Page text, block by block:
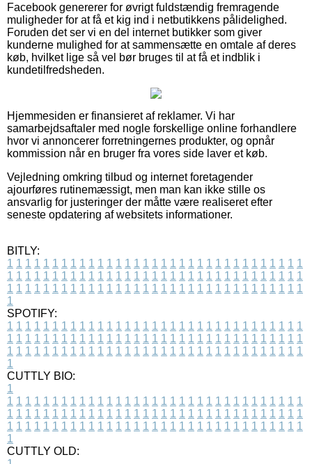
Facebook genererer for øvrigt fuldstændig fremragende
muligheder for at få et kig ind i netbutikkens pålidelighed.
Foruden det ser vi en del internet butikker som giver
kunderne mulighed for at sammensætte en omtale af deres
køb, hvilket lige så vel bør bruges til at få et indblik i
kundetilfredsheden.
Hjemmesiden er finansieret af reklamer. Vi har
samarbejdsaftaler med nogle forskellige online forhandlere
hvor vi annoncerer forretningernes produkter, og opnår
kommission når en bruger fra vores side laver et køb.
Vejledning omkring tilbud og internet foretagender
ajourføres rutinemæssigt, men man kan ikke stille os
ansvarlig for justeringer der måtte være realiseret efter
seneste opdatering af websitets informationer.
BITLY:
1 1 1 1 1 1 1 1 1 1 1 1 1 1 1 1 1 1 1 1 1 1 1 1 1 1 1 1 1 1 1 1 1
1 1 1 1 1 1 1 1 1 1 1 1 1 1 1 1 1 1 1 1 1 1 1 1 1 1 1 1 1 1 1 1 1
1 1 1 1 1 1 1 1 1 1 1 1 1 1 1 1 1 1 1 1 1 1 1 1 1 1 1 1 1 1 1 1 1
1
SPOTIFY:
1 1 1 1 1 1 1 1 1 1 1 1 1 1 1 1 1 1 1 1 1 1 1 1 1 1 1 1 1 1 1 1 1
1 1 1 1 1 1 1 1 1 1 1 1 1 1 1 1 1 1 1 1 1 1 1 1 1 1 1 1 1 1 1 1 1
1 1 1 1 1 1 1 1 1 1 1 1 1 1 1 1 1 1 1 1 1 1 1 1 1 1 1 1 1 1 1 1 1
1
CUTTLY BIO:
1
1 1 1 1 1 1 1 1 1 1 1 1 1 1 1 1 1 1 1 1 1 1 1 1 1 1 1 1 1 1 1 1 1
1 1 1 1 1 1 1 1 1 1 1 1 1 1 1 1 1 1 1 1 1 1 1 1 1 1 1 1 1 1 1 1 1
1 1 1 1 1 1 1 1 1 1 1 1 1 1 1 1 1 1 1 1 1 1 1 1 1 1 1 1 1 1 1 1 1
1
CUTTLY OLD: